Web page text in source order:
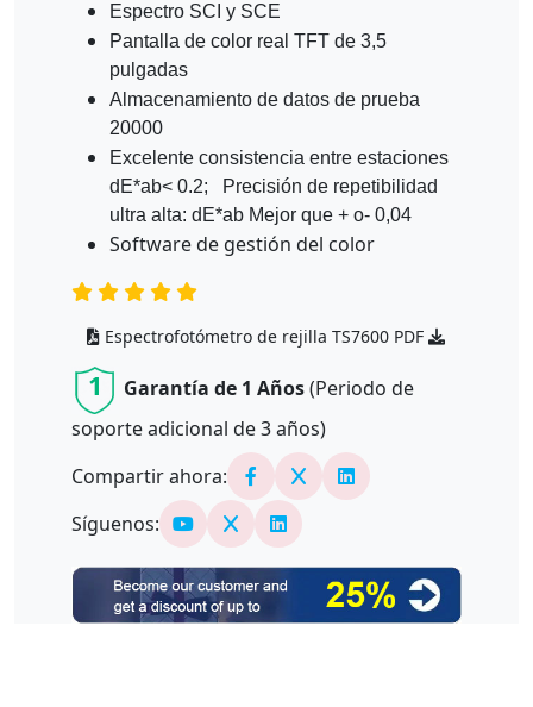
Espectro SCI y SCE
Pantalla de color real TFT de 3,5
pulgadas
Almacenamiento de datos de prueba
20000
Excelente consistencia entre estaciones
dE*ab< 0.2; Precisión de repetibilidad
ultra alta: dE*ab Mejor que + o- 0,04
Software de gestión del color
Espectrofotómetro de rejilla TS7600 PDF
1 Garantía de 1 Años(Periodo de
soporte adicional de3años)
Compartir ahora:
Síguenos: